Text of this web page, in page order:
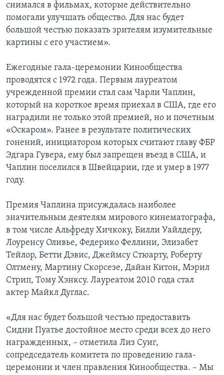
снимался в фильмах, которые действительно
помогали улучшать общество. Для нас будет
большой честью показать зрителям изумительные
картины с его участием».
Ежегодные гала-церемонии Кинообщества
проводятся с 1972 года. Первым лауреатом
учрежденной премии стал сам Чарли Чаплин,
который на короткое время приехал в США, где его
наградили не только этой премией, но и почетным
«Оскаром». Ранее в результате политических
гонений, инициатором которых считают главу ФБР
Эдгара Гувера, ему был запрещен въезд в США, и
Чаплин поселился в Швейцарии, где и умер в 1977
году.
Премия Чаплина присуждалась наиболее
значительным деятелям мирового кинематографа,
в том числе Альфреду Хичкоку, Билли Уайлдеру,
Лоуренсу Оливье, Федерико Феллини, Элизабет
Тейлор, Бетти Дэвис, Джеймсу Стюарту, Роберту
Олтмену, Мартину Скорсезе, Дайан Китон, Мэрил
Стрип, Тому Хэнксу. Лауреатом 2010 года стал
актер Майкл Дуглас.
«Для нас будет большой честью предоставить
Сидни Пуатье достойное место среди всех до него
награжденных, – отметила Лиз Суиг,
сопредседатель комитета по проведению гала-
церемонии и член правления Кинообщества. – Мы